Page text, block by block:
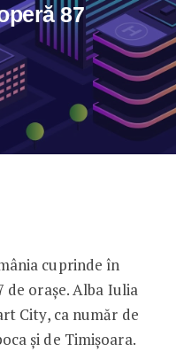
87
87 orașe
cuprinde în
de orașe. Alba Iulia
City, ca număr de
și de Timișoara.